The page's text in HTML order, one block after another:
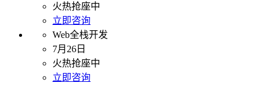
火热抢座中
立即咨询
Web全栈开发
7月26日
火热抢座中
立即咨询